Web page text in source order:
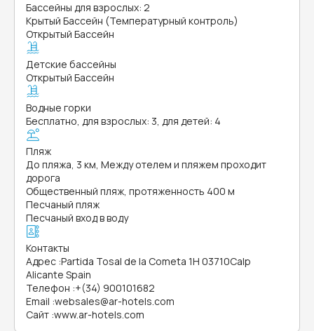
Бассейны для взрослых: 2
Крытый Бассейн (Температурный контроль)
Открытый Бассейн
Детские бассейны
Открытый Бассейн
Водные горки
Бесплатно, для взрослых: 3, для детей: 4
Пляж
До пляжа, 3 км, Между отелем и пляжем проходит
дорога
Общественный пляж, протяженность 400 м
Песчаный пляж
Песчаный вход в воду
Контакты
Адрес :Partida Tosal de la Cometa 1H 03710Calp
Alicante Spain
Телефон :+(34) 900101682
Email :websales@ar-hotels.com
Сайт :www.ar-hotels.com